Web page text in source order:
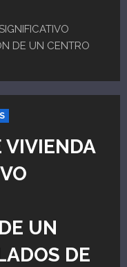
DE UN CENTRO
VIVIENDA
UN
DE